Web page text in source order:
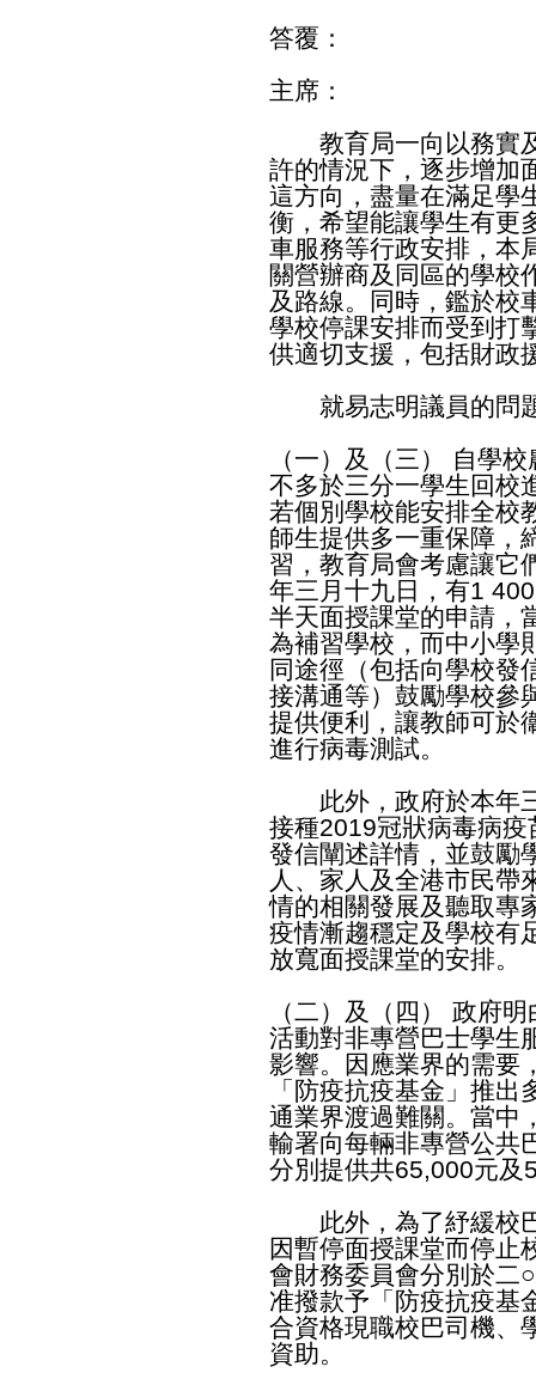
答覆：
主席：
教育局一向以務實及
許的情況下，逐步增加
這方向，盡量在滿足學
衡，希望能讓學生有更
車服務等行政安排，本
關營辦商及同區的學校
及路線。同時，鑑於校
學校停課安排而受到打
供適切支援，包括財政
就易志明議員的問
（一）及（三） 自學
不多於三分一學生回校
若個別學校能安排全校
師生提供多一重保障，
習，教育局會考慮讓它
年三月十九日，有1
半天面授課堂的申請，
為補習學校，而中小學
同途徑（包括向學校發
接溝通等）鼓勵學校參
提供便利，讓教師可於
進行病毒測試。
此外，政府於本年三
接種2019冠狀病毒病
發信闡述詳情，並鼓勵
人、家人及全港市民帶
情的相關發展及聽取專
疫情漸趨穩定及學校有
放寬面授課堂的安排。
（二）及（四） 政府
活動對非專營巴士學生
影響。因應業界的需要
「防疫抗疫基金」推
通業界渡過難關。當中
輸署向每輛非專營公共
分別提供共65,000元及
此外，為了紓緩校巴
因暫停面授課堂而停止
會財務委員會分別於二
准撥款予「防疫抗疫基
合資格現職校巴司機、
資助。